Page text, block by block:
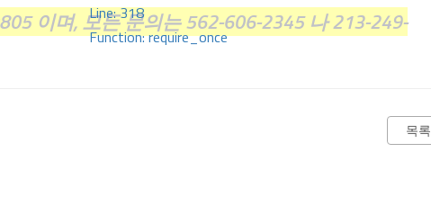
Line: 318
Function: require_once
이며, 모든 문의는 562-606-2345 나 213-249-
목록